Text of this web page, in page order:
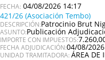
04/08/2026 14:17
421/26 (Asociación Tembo)
DESCRIPCIÓN:Patrocinio Brut
ASUNTO:Publicación
IMPORTE CON IMPUESTOS:
FECHA ADJUDICACIÓN:04/08/2026
UNIDAD TRAMITADORA: ÁREA DE